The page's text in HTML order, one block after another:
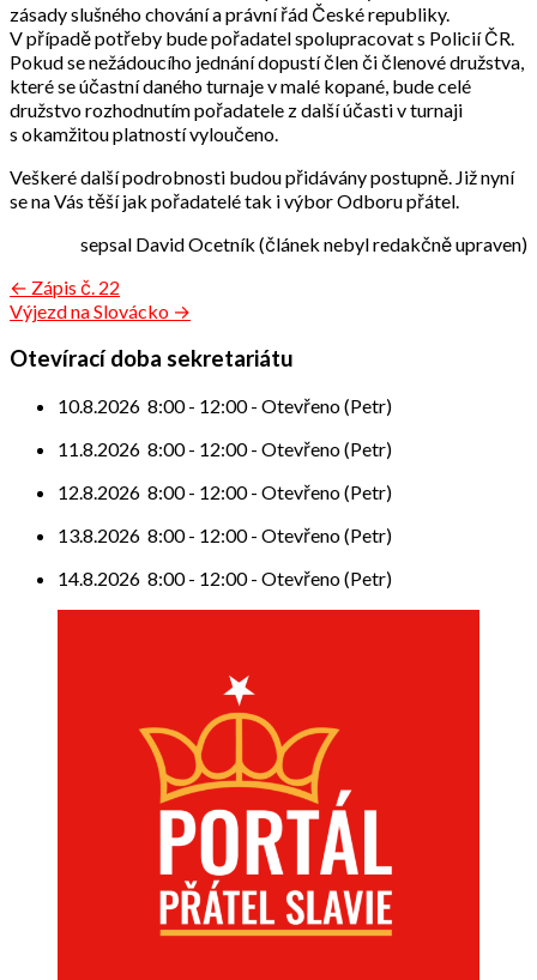
zásady slušného chování a právní řád České republiky.
V případě potřeby bude pořadatel spolupracovat s Policií ČR.
Pokud se nežádoucího jednání dopustí člen či členové družstva,
které se účastní daného turnaje v malé kopané, bude celé
družstvo rozhodnutím pořadatele z další účasti v turnaji
s okamžitou platností vyloučeno.
Veškeré další podrobnosti budou přidávány postupně. Již nyní
se na Vás těší jak pořadatelé tak i výbor Odboru přátel.
sepsal David Ocetník (článek nebyl redakčně upraven)
Navigace
pro
příspěvek
← Zápis č. 22
Výjezd na Slovácko →
Otevírací doba sekretariátu
10.8.2026 8:00- 12:00- Otevřeno (Petr)
11.8.2026 8:00- 12:00- Otevřeno (Petr)
12.8.2026 8:00- 12:00- Otevřeno (Petr)
13.8.2026 8:00- 12:00- Otevřeno (Petr)
14.8.2026 8:00- 12:00- Otevřeno (Petr)